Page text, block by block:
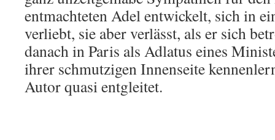
entmachteten Adel entwickelt, sich in
verliebt, sie aber verlässt, als er sich
danach in Paris als Adlatus eines
ihrer schmutzigen Innenseite
Autor quasi entgleitet.